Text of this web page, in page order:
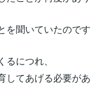
を聞いていたのです
につれ、
してあげる必要があ